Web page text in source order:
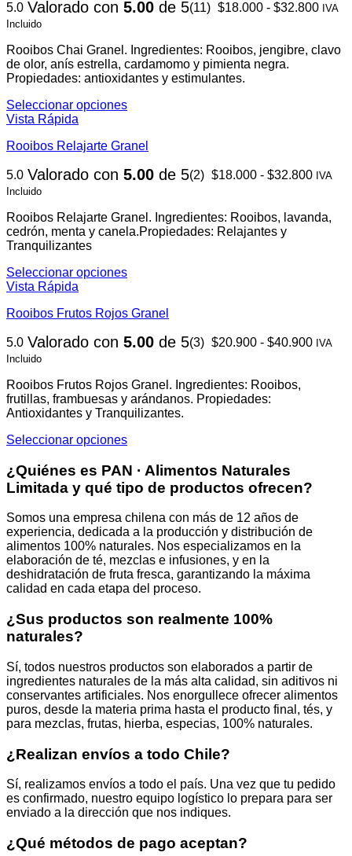
variantes.
Las
se
pueden
elegir
la
página
producto
5.0 Valorado con 5.00 de 5(11) $18.000 - $32.800
desde
IVA
Incluido
Rooibos Chai Granel. Ingredientes: Rooibos, jengibre, clavo
de olor, anís estrella, cardamomo y pimienta negra.
Propiedades: antioxidantes y estimulantes.
Seleccionar opciones
Este
tiene
variantes.
Las
se
pueden
elegir
la
página
producto
Vista Rápida
Rooibos Relajarte Granel
5.0 Valorado con 5.00 de 5(2) $18.000 - $32.800Rango
desde
IVA
Incluido
Rooibos Relajarte Granel. Ingredientes: Rooibos, lavanda,
cedrón, menta y canela.Propiedades: Relajantes y
Tranquilizantes
Seleccionar opciones
Este
tiene
variantes.
Las
se
pueden
elegir
la
de
producto
Vista Rápida
Rooibos Frutos Rojos Granel
5.0 Valorado con 5.00 de 5(3) $20.900 - $40.900Rango
IVA
Incluido
Rooibos Frutos Rojos Granel. Ingredientes: Rooibos,
frutillas, frambuesas y arándanos. Propiedades:
Antioxidantes y Tranquilizantes.
Seleccionar opciones
producto
tiene
múltiples
variantes.
Las
opciones
se
pueden
elegir
en
página
de
¿Quiénes es PAN · Alimentos Naturales
Limitada y qué tipo de productos ofrecen?
Somos una empresa chilena con más de 12 años de
experiencia, dedicada a la producción y distribución de
alimentos 100% naturales. Nos especializamos en la
elaboración de té, mezclas e infusiones, y en la
deshidratación de fruta fresca, garantizando la máxima
calidad en cada etapa del proceso.
¿Sus productos son realmente 100%
naturales?
Sí, todos nuestros productos son elaborados a partir de
ingredientes naturales de la más alta calidad, sin aditivos ni
conservantes artificiales. Nos enorgullece ofrecer alimentos
puros, desde la materia prima hasta el producto final, tés, y
para mezclas, frutas, hierba, especias, 100% naturales.
¿Realizan envíos a todo Chile?
Sí, realizamos envíos a todo el país. Una vez que tu pedido
es confirmado, nuestro equipo logístico lo prepara para ser
enviado a la dirección que nos indiques.
¿Qué métodos de pago aceptan?